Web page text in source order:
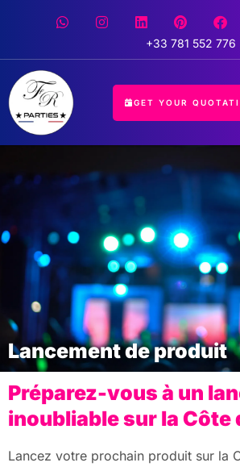
+33 781 552 776
GET YOUR
Lancement de produit
Préparez-vous à un
inoubliable sur la Côte
Lancez votre prochain produit sur la